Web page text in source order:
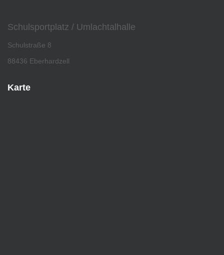
Schulsportplatz / Umlachtalhalle
Schulstraße 8
88436 Eberhardzell
Karte